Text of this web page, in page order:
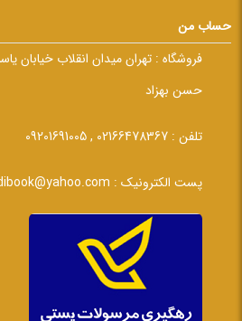
حساب من
فروشگاه : تهران میدان انقلاب خیابان
حسن بهزاد
تلفن : 02166478367 , 09201691005
پست الکترونیک :